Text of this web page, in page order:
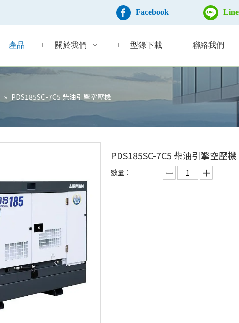
Facebook Line
產品 關於我們 型錄下載 聯絡我們
» PDS185SC-7C5 柴油引擎空壓機
PDS185SC-7C5 柴油引擎空壓機
數量：